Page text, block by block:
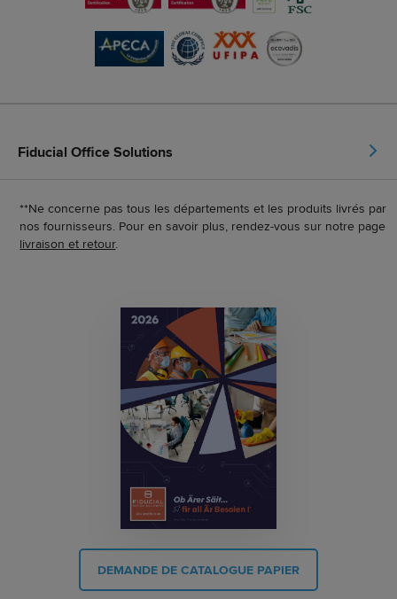
Fiducial Office Solutions
**Ne concerne pas tous les départements et les produits livrés par
nos fournisseurs. Pour en savoir plus, rendez-vous sur notre page
livraison et retour.
DEMANDE DE CATALOGUE PAPIER